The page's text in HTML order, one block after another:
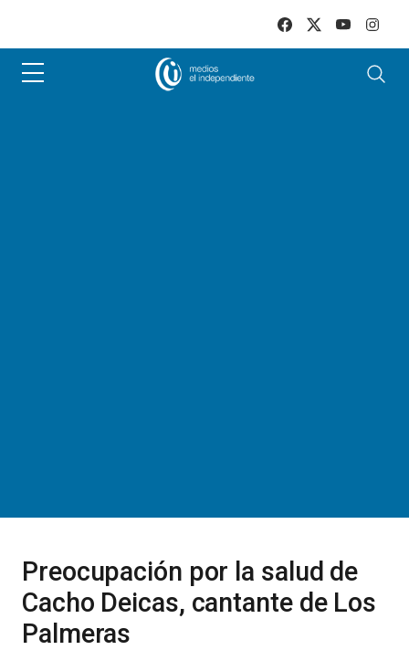
Preocupación por la salud de
Cacho Deicas, cantante de Los
Palmeras